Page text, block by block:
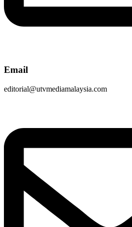
Email
editorial@utvmediamalaysia.com